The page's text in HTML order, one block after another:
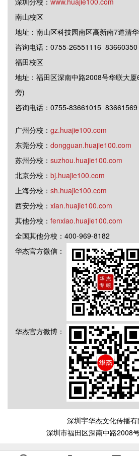
南山校区
地址：南山区科技园南区高新南7道清
咨询电话：0755-26551116 83660350
福田校区
地址：福田区深南中路2008号华联大
旁)
咨询电话：0755-83661015 83661569
广州分校： gz.huajie100.com
东莞分校： dongguan.huajie100.com
苏州分校： suzhou.huajie100.com
北京分校： bj.huajie100.com
上海分校： sh.huajie100.com
西安分校： xian.huajie100.com
其他分校： fenxiao.huajie100.com
全国其他分校：400-969-8182
华杰官方微信：
华杰官方微博：
深圳宇华杰文化传播有
深圳市福田区深南中路2008